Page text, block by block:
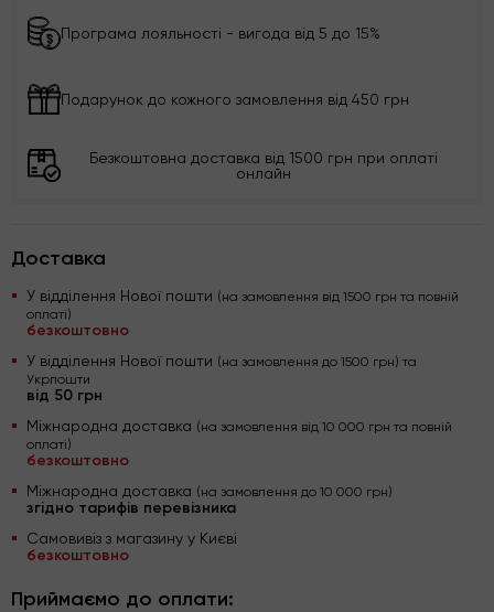
Програма лояльності - вигода від 5 до 15%
Подарунок до кожного замовлення від 450 грн
Безкоштовна доставка від 1500 грн при оплаті
онлайн
Доставка
У відділення Нової пошти (на замовлення від 1500 грн та повній
оплаті)
безкоштовно
У відділення Нової пошти (на замовлення до 1500 грн) та
Укрпошти
від 50 грн
Міжнародна доставка (на замовлення від 10 000 грн та повній
оплаті)
безкоштовно
Міжнародна доставка (на замовлення до 10 000 грн)
згідно тарифів перевізника
Самовивіз з магазину у Києві
безкоштовно
Приймаємо до оплати: